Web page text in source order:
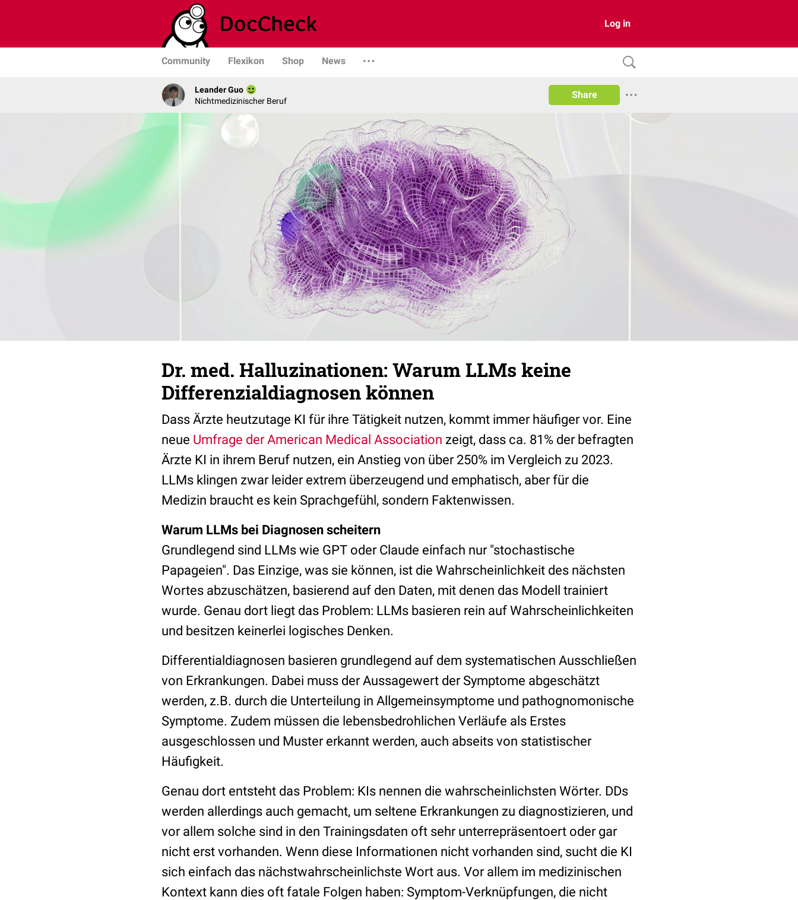
Log in
Community Flexikon Shop News
Leander Guo
Nichtmedizinischer Beruf
Share
Dr. med. Halluzinationen: Warum LLMs keine
Differenzialdiagnosen können
Dass Ärzte heutzutage KI für ihre Tätigkeit nutzen, kommt immer häufiger vor. Eine
neue Umfrage der American Medical Association zeigt, dass ca. 81% der befragten
Ärzte KI in ihrem Beruf nutzen, ein Anstieg von über 250% im Vergleich zu 2023.
LLMs klingen zwar leider extrem überzeugend und emphatisch, aber für die
Medizin braucht es kein Sprachgefühl, sondern Faktenwissen.
Warum LLMs bei Diagnosen scheitern
Grundlegend sind LLMs wie GPT oder Claude einfach nur "stochastische
Papageien". Das Einzige, was sie können, ist die Wahrscheinlichkeit des nächsten
Wortes abzuschätzen, basierend auf den Daten, mit denen das Modell trainiert
wurde. Genau dort liegt das Problem: LLMs basieren rein auf Wahrscheinlichkeiten
und besitzen keinerlei logisches Denken.
Differentialdiagnosen basieren grundlegend auf dem systematischen Ausschließen
von Erkrankungen. Dabei muss der Aussagewert der Symptome abgeschätzt
werden, z.B. durch die Unterteilung in Allgemeinsymptome und pathognomonische
Symptome. Zudem müssen die lebensbedrohlichen Verläufe als Erstes
ausgeschlossen und Muster erkannt werden, auch abseits von statistischer
Häufigkeit.
Genau dort entsteht das Problem: KIs nennen die wahrscheinlichsten Wörter. DDs
werden allerdings auch gemacht, um seltene Erkrankungen zu diagnostizieren, und
vor allem solche sind in den Trainingsdaten oft sehr unterrepräsentoert oder gar
nicht erst vorhanden. Wenn diese Informationen nicht vorhanden sind, sucht die KI
sich einfach das nächstwahrscheinlichste Wort aus. Vor allem im medizinischen
Kontext kann dies oft fatale Folgen haben: Symptom-Verknüpfungen, die nicht